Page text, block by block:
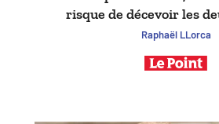
risque de décevoir les
Raphaël LLorca